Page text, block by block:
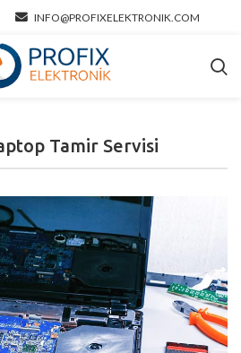
INFO@PROFIXELEKTRONIK.COM
Tamir Servisi